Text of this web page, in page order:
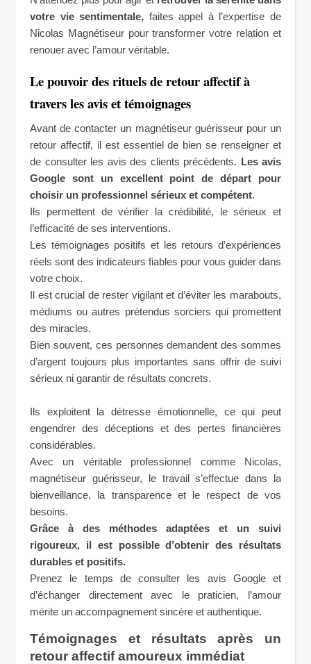
votre vie sentimentale, faites appel à l’expertise de
Nicolas Magnétiseur pour transformer votre relation et
renouer avec l’amour véritable.
Le pouvoir des rituels de retour affectif à
travers les avis et témoignages
Avant de contacter un magnétiseur guérisseur pour un
retour affectif, il est essentiel de bien se renseigner et
de consulter les avis des clients précédents. Les avis
Google sont un excellent point de départ pour
choisir un professionnel sérieux et compétent.
Ils permettent de vérifier la crédibilité, le sérieux et
l’efficacité de ses interventions.
Les témoignages positifs et les retours d’expériences
réels sont des indicateurs fiables pour vous guider dans
votre choix.
Il est crucial de rester vigilant et d’éviter les marabouts,
médiums ou autres prétendus sorciers qui promettent
des miracles.
Bien souvent, ces personnes demandent des sommes
d’argent toujours plus importantes sans offrir de suivi
sérieux ni garantir de résultats concrets.
Ils exploitent la détresse émotionnelle, ce qui peut
engendrer des déceptions et des pertes financières
considérables.
Avec un véritable professionnel comme Nicolas,
magnétiseur guérisseur, le travail s’effectue dans la
bienveillance, la transparence et le respect de vos
besoins.
Grâce à des méthodes adaptées et un suivi
rigoureux, il est possible d’obtenir des résultats
durables et positifs.
Prenez le temps de consulter les avis Google et
d’échanger directement avec le praticien, l’amour
mérite un accompagnement sincère et authentique.
Témoignages et résultats après un
retour affectif amoureux immédiat